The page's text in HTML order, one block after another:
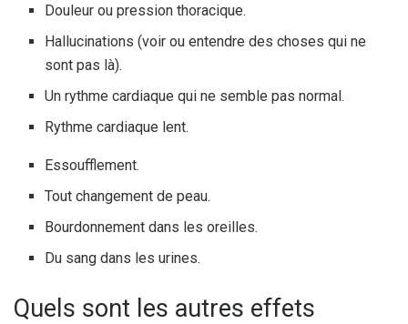
Douleur ou pression thoracique.
Hallucinations (voir ou entendre des choses qui ne
sont pas là).
Un rythme cardiaque qui ne semble pas normal.
Rythme cardiaque lent.
Essoufflement.
Tout changement de peau.
Bourdonnement dans les oreilles.
Du sang dans les urines.
Quels sont les autres effets